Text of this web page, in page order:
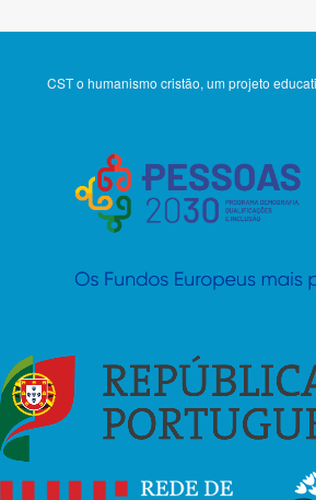
CST o humanismo cristão, um projeto